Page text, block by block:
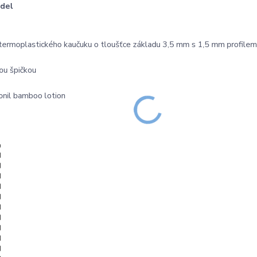
kaučuku o tloušťce základu 3,5 mm s 1,5 mm profilem
špičkou
bamboo lotion